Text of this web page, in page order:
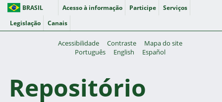
BRASIL Acesso à informação Participe
Serviços
Legislação
Canais
Acessibilidade Contraste
Mapa do site
Português
English Español
Repositório